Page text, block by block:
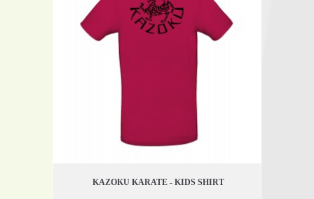
KAZOKU KARATE - KIDS SHIRT